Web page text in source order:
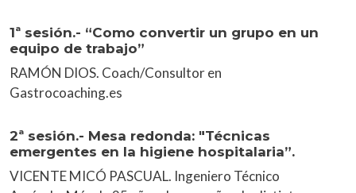
1ª sesión.- “Como convertir un grupo en un
equipo de trabajo”
RAMÓN DIOS. Coach/Consultor en
Gastrocoaching.es
2ª sesión.- Mesa redonda: "Técnicas
emergentes en la higiene hospitalaria”.
VICENTE MICÓ PASCUAL. Ingeniero Técnico